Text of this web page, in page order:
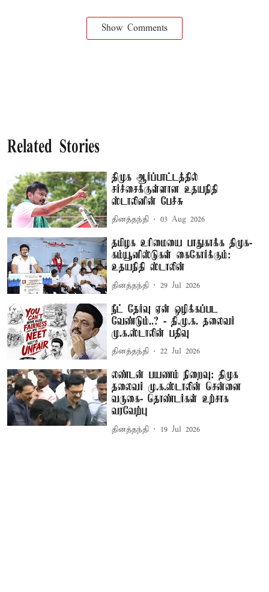
Show Comments
Related Stories
திமுக ஆர்ப்பாட்டத்தில்
சர்ச்சைக்குள்ளான உதயநிதி
ஸ்டாலினின் பேச்சு
தினத்தந்தி 03 Aug 2026
தமிழக உரிமையை பாதுகாக்க திமுக-
கம்யூனிஸ்டுகள் கைகோர்க்கும்:
உதயநிதி ஸ்டாலின்
தினத்தந்தி 29 Jul 2026
நீட் தேர்வு ஏன் ஒழிக்கப்பட
வேண்டும்..? - தி.மு.க. தலைவர்
மு.க.ஸ்டாலின் பதிவு
தினத்தந்தி 22 Jul 2026
லண்டன் பயணம் நிறைவு: திமுக
தலைவர் மு.க.ஸ்டாலின் சென்னை
வருகை- தொண்டர்கள் உற்சாக
வரவேற்பு
தினத்தந்தி 19 Jul 2026